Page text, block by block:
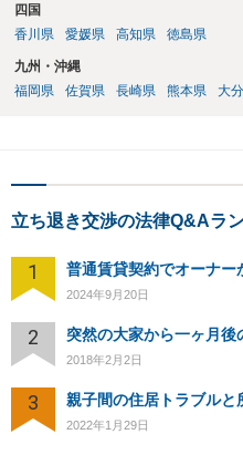
四国
香川県
愛媛県 高知県 徳島県
九州・沖縄
福岡県
佐賀県 長崎県 熊本県 大
立ち退き交渉の法律Q&Aラ
1
2024年9月20日
2
2018年2月2日
3 親子間の住居トラブル
2022年1月29日